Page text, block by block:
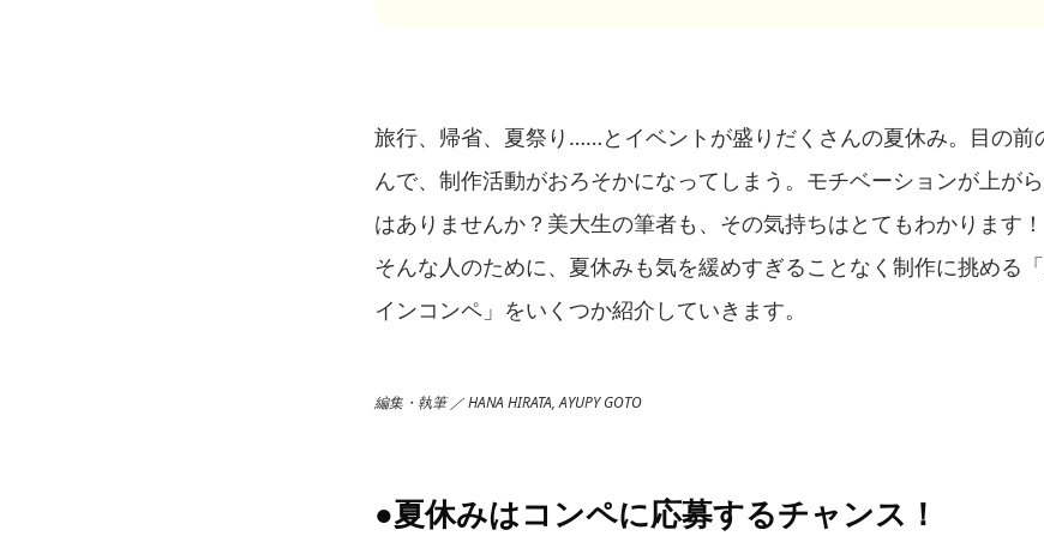
旅行、帰省、夏祭り……とイベントが盛りだくさんの夏休み。目の前
んで、制作活動がおろそかになってしまう。モチベーションが上が
はありませんか？美大生の筆者も、その気持ちはとてもわかります！
そんな人のために、夏休みも気を緩めすぎることなく制作に挑める
インコンペ」をいくつか紹介していきます。
編集・執筆 ／ HANA HIRATA, AYUPY GOTO
●夏休みはコンペに応募するチャンス！